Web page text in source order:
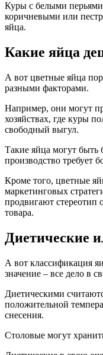
Куры с белыми
коричневыми или
яйца.
Какие яйца
А вот цветные яйца
разными факторами.
Например, они могут
хозяйствах, где куры
свободный выгул.
Такие яйца могут
производство требует
Кроме того, цветные
маркетинговых
продвигают стереотип
товара.
Диетические
А вот классификация
значение – все дело в
Диетическими
положительной
снесения.
Столовые могут